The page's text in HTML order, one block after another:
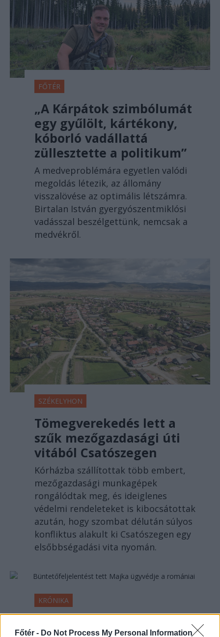
Főtér - Do Not Process My Personal Information
FŐTÉR
„A Kárpátok szimbólumát
egy gyűlölt, kártékony,
kóborló vadállattá
züllesztette a politikum”
A medveproblémára egyetlen valódi
megoldás létezik, az állomány
visszalövése az optimális létszámra.
Birtalan István gyergyószentmiklósi
vadásszal beszélgettünk, nemcsak a
medvékről.
SZÉKELYHON
Tömegverekedés lett a
szűk mezőgazdasági úti
vitából Csatószegen
Kórházba szállítottak több embert,
mezőgazdasági munkagépek
rongálódtak meg, és ideiglenes
védelmi rendeleteket is kibocsátottak
azután, hogy szombat délután súlyos
konfliktus alakult ki Csatószegen egy
elsőbbségadási vita nyomán.
KRÓNIKA